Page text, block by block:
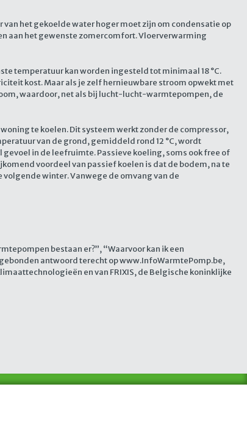
het gekoelde water hoger moet zijn om condensatie op
aan het gewenste zomercomfort. Vloerverwarming
temperatuur kan worden ingesteld tot minimaal 18 °C.
kost. Maar als je zelf hernieuwbare stroom opwekt met
waardoor, net als bij lucht-lucht-warmtepompen, de
te koelen. Dit systeem werkt zonder de compressor,
van de grond, gemiddeld rond 12 °C, wordt
in de leefruimte. Passieve koeling, soms ook free of
voordeel van passief koelen is dat de bodem, na te
winter. Vanwege de omvang van de
bestaan er?”, “Waarvoor kan ik een
antwoord terecht op www.InfoWarmtePomp.be,
en van FRIXIS, de Belgische koninklijke